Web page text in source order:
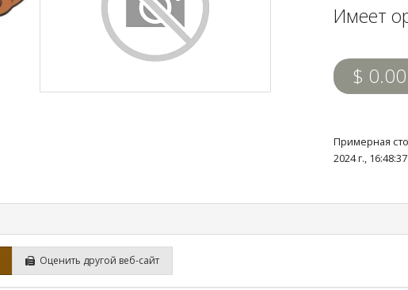
Имеет
$ 0.00
Примерная
2024 г.,
Оценить другой веб-сайт